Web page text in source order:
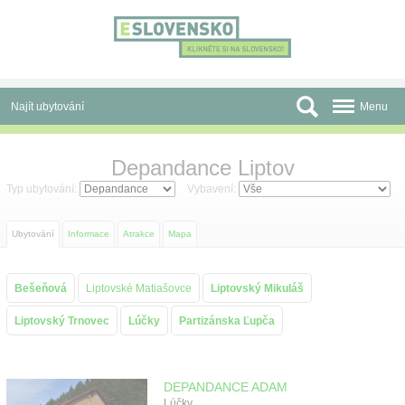
Najít ubytování
Slevy a Last Minute
Před cestou
Atrakce
Menu
Depandance Liptov
Typ ubytování: Vybavení:
Ubytování Informace Atrakce Mapa
Bešeňová Liptovské Matiašovce Liptovský Mikuláš
Liptovský Trnovec Lúčky Partizánska Ľupča
DEPANDANCE ADAM